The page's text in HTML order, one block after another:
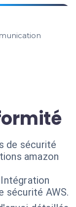
de sécurité
amazon
Intégration
sécurité AWS.